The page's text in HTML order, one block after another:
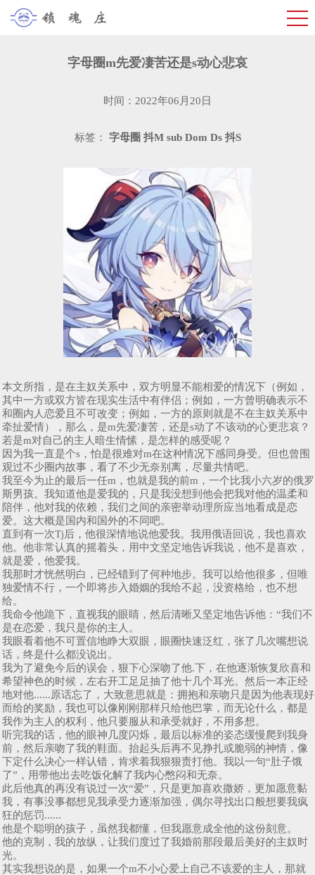
字母圈m先爱凄苦还是s动心悲哀
时间：2022年06月20日
标签： 字母圈 抖M sub Dom Ds 抖S
本文所指，是在主奴关系中，双方明显不能相爱的情况下（例如，
其中一方或双方皆在现实生活中有伴侣；例如，一方曾明确表示不
和圈内人恋爱且不可改变；例如，一方的原则就是不在主奴关系中
牵扯爱情），那么，是m先爱凄苦，还是s动了不该动的心更悲哀？
若是m对自己的主人暗生情愫，是怎样的感受呢？
因为我一直是个s，怕是很难对m在这种情况下感同身受。但也曾围
观过不少圈内故事，看了不少无奈别离，尽量共情吧。
我至今为止的最后一任m，也就是我的前m，一个比我小六岁的俄罗
斯男孩。我知道他是爱我的，只是我没想到他会把我对他的温柔和
陪伴，他对我的依赖，我们之间的亲密举动理所应当地看成是恋
爱。这大概是国内和国外的不同吧。
直到有一次Tj后，他很深情地说他爱我。我用俄语回说，我也喜欢
他。他非常认真的摇着头，用中文坚定地告诉我说，他不是喜欢，
就是爱，他爱我。
我那时才恍然明白，已经错到了何种地步。我可以给他很多，但唯
独爱情不行，一个即将步入婚姻的我给不起，没资格给，也不想
给。
我命令他跪下，直视我的眼睛，然后清晰又坚定地告诉他：“我们不
是在恋爱，我只是你的主人。
我眼看着他不可置信地睁大双眼，眼圈快速泛红，张了几次嘴想说
话，终是什么都没说出。
我为了避免今后的误会，狠下心深吻了他.下，在他逐渐恢复欣喜和
希望神色的时候，左右开工足足抽了他十几个耳光。然后一本正经
地对他......原话忘了，大致意思就是：拥抱和亲吻只是因为他表现好
而给的奖励，我也可以像刚刚那样只给他巴掌，而无论什么，都是
我作为主人的权利，他只要服从和承受就好，不用多想。
听完我的话，他的眼神几度闪烁，最后以标准的姿态缓慢爬到我身
前，然后亲吻了我的鞋面。抬起头后再不见挣扎或脆弱的神情，像
下定什么决心一样认错，肯求着我狠狠责打他。我以一句“肚子饿
了”，用带他出去吃饭化解了我内心憋闷和无奈。
此后他真的再没有说过一次“爱”，只是更加喜欢撒娇，更加愿意黏
我，有事没事都想见我承受力逐渐加强，偶尔寻找出口般想要我疯
狂的惩罚......
他是个聪明的孩子，虽然我都懂，但我愿意成全他的这份刻意。
他的克制，我的放纵，让我们度过了我婚前那段最后美好的主奴时
光。
其实我想说的是，如果一个m不小心爱上自己不该爱的主人，那就